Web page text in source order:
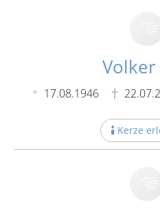
17.08.1946
Kerze